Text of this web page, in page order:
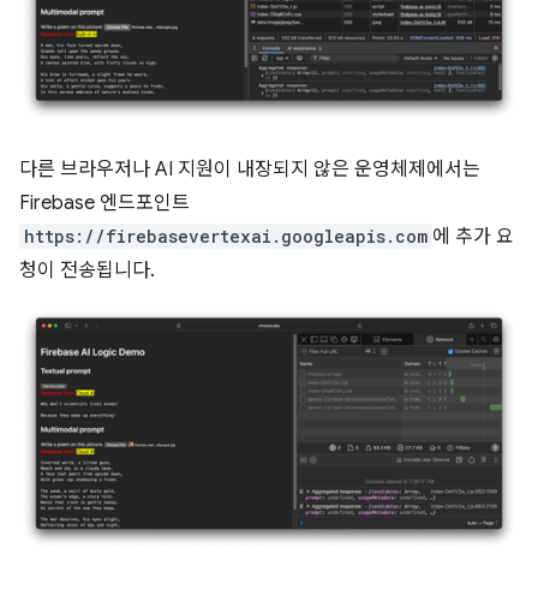
다른 브라우저나 AI 지원이 내장되지 않은 운영체제에서는
Firebase 엔드포인트
https://firebasevertexai.googleapis.com 에 추가 요
청이 전송됩니다.